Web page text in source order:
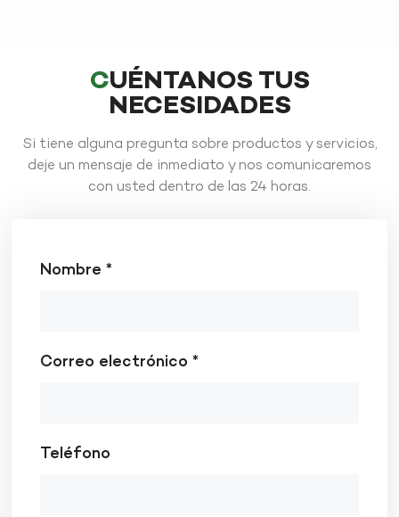
APRENDE MÁS
APRENDE MÁS
CUÉNTANOS TUS
NECESIDADES
Si tiene alguna pregunta sobre productos y servicios,
deje un mensaje de inmediato y nos comunicaremos
con usted dentro de las 24 horas.
Nombre *
Correo electrónico *
Teléfono